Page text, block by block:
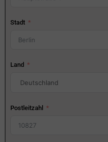
Stadt
Land
Postleitzahl